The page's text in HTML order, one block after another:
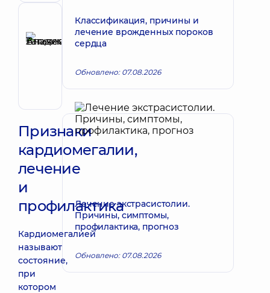
Рецензент
Аникеева
Татьяна
Кардиолог;
Ревматолог
Признаки
кардиомегалии,
лечение
и
профилактика
Кардиомегалией
называют
состояние,
при
котором
Классификация, причины и
лечение врожденных пороков
сердца
Обновлено: 07.08.2026
Лечение экстрасистолии.
Причины, симптомы,
профилактика, прогноз
Обновлено: 07.08.2026